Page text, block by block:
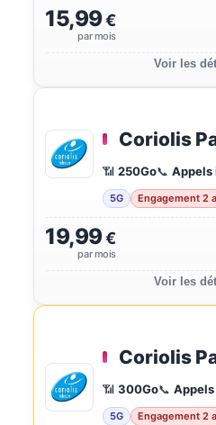
15,99€
par mois
Voir les
Coriolis
📶 250Go📞 Appels
5G Engagement 2
19,99€
par mois
Voir les
Coriolis
📶 300Go📞
5G Engagement 2